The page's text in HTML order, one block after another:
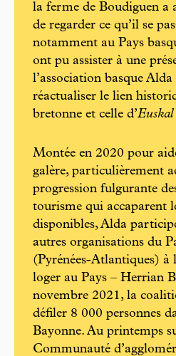
la ferme de Boudiguen a
de regarder ce qu’il se
notamment au Pays
ont pu assister à une
l’association basque
réactualiser le lien
bretonne et celle d’
Montée en 2020 pour
galère, particulièrement
progression fulgurante
tourisme qui accaparent
disponibles, Alda
autres organisations du
(Pyrénées-Atlantiques) à
loger au Pays – Herrian
novembre 2021, la
défiler 8 000 personnes
Bayonne. Au printemps
Communauté